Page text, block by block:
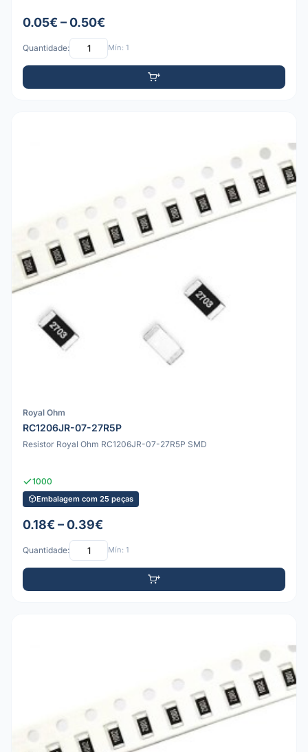
0.05€ – 0.50€
Quantidade: Mín: 1
Royal Ohm
RC1206JR-07-27R5P
Resistor Royal Ohm RC1206JR-07-27R5P SMD
1000
Embalagem com 25 peças
0.18€ – 0.39€
Quantidade: Mín: 1